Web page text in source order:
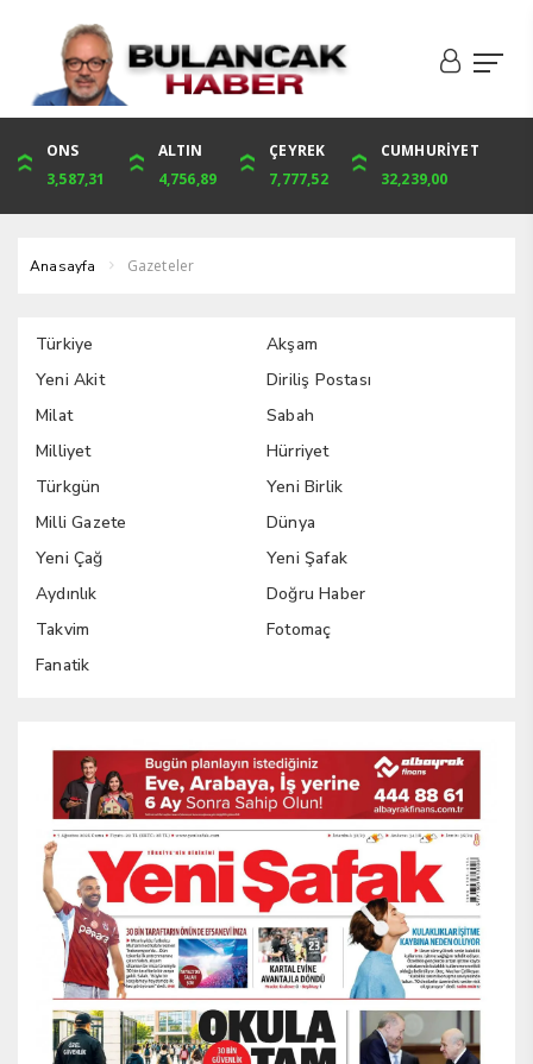
DOLAR
41,1913
EURO
48,3102
ALTIN
4,756,89
BIST
1.485,00
ONS
3,587,31
ALTIN
4,756,89
ÇEYREK
7,777,52
CUMHURİYET
32,239,00
Anasayfa Gazeteler
Türkiye
Akşam
Yeni Akit
Diriliş Postası
Milat
Sabah
Milliyet
Hürriyet
Türkgün
Yeni Birlik
Milli Gazete
Dünya
Yeni Çağ
Yeni Şafak
Aydınlık
Doğru Haber
Takvim
Fotomaç
Fanatik